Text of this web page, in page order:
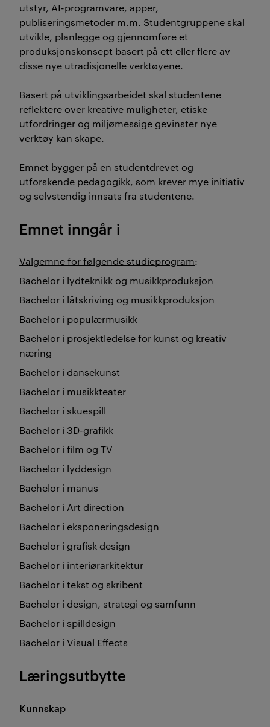
utstyr, AI-programvare, apper,
publiseringsmetoder m.m. Studentgruppene skal
utvikle, planlegge og gjennomføre et
produksjonskonsept basert på ett eller flere av
disse nye utradisjonelle verktøyene.
Basert på utviklingsarbeidet skal studentene
reflektere over kreative muligheter, etiske
utfordringer og miljømessige gevinster nye
verktøy kan skape.
Emnet bygger på en studentdrevet og
utforskende pedagogikk, som krever mye initiativ
og selvstendig innsats fra studentene.
Emnet inngår i
Valgemne for følgende studieprogram:
Bachelor i lydteknikk og musikkproduksjon
Bachelor i låtskriving og musikkproduksjon
Bachelor i populærmusikk
Bachelor i prosjektledelse for kunst og kreativ
næring
Bachelor i dansekunst
Bachelor i musikkteater
Bachelor i skuespill
Bachelor i 3D-grafikk
Bachelor i film og TV
Bachelor i lyddesign
Bachelor i manus
Bachelor i Art direction
Bachelor i eksponeringsdesign
Bachelor i grafisk design
Bachelor i interiørarkitektur
Bachelor i tekst og skribent
Bachelor i design, strategi og samfunn
Bachelor i spilldesign
Bachelor i Visual Effects
Læringsutbytte
Kunnskap